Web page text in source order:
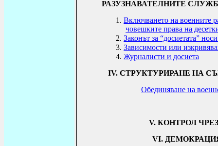
РАЗУЗНАВАТЕЛНИТЕ
1. Включването на военните
човешките права на
2. Законът за “досиетата”
3. Зависимости или
4. Журналисти и досиета
ІV. СТРУКТУРИРАНЕ НА
Обединяване на
V. КОНТРОЛ
VІ.